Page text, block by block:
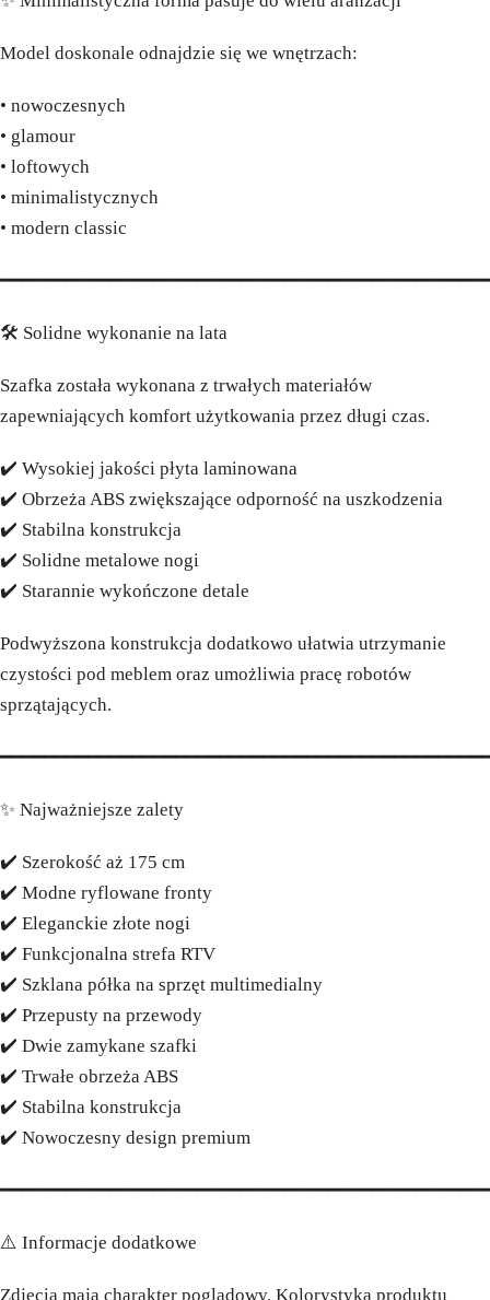
Model doskonale odnajdzie się we wnętrzach:
• nowoczesnych
• glamour
• loftowych
• minimalistycznych
• modern classic
🛠️ Solidne wykonanie na lata
Szafka została wykonana z trwałych materiałów
zapewniających komfort użytkowania przez długi czas.
✔️ Wysokiej jakości płyta laminowana
✔️ Obrzeża ABS zwiększające odporność na uszkodzenia
✔️ Stabilna konstrukcja
✔️ Solidne metalowe nogi
✔️ Starannie wykończone detale
Podwyższona konstrukcja dodatkowo ułatwia utrzymanie
czystości pod meblem oraz umożliwia pracę robotów
sprzątających.
✨ Najważniejsze zalety
✔️ Szerokość aż 175 cm
✔️ Modne ryflowane fronty
✔️ Eleganckie złote nogi
✔️ Funkcjonalna strefa RTV
✔️ Szklana półka na sprzęt multimedialny
✔️ Przepusty na przewody
✔️ Dwie zamykane szafki
✔️ Trwałe obrzeża ABS
✔️ Stabilna konstrukcja
✔️ Nowoczesny design premium
⚠️ Informacje dodatkowe
Zdjęcia mają charakter poglądowy. Kolorystyka produktu